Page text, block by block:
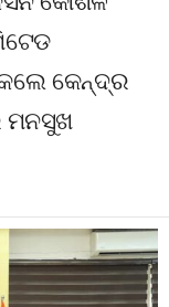
କେନ୍ଦ୍ର
ମନସୁଖ